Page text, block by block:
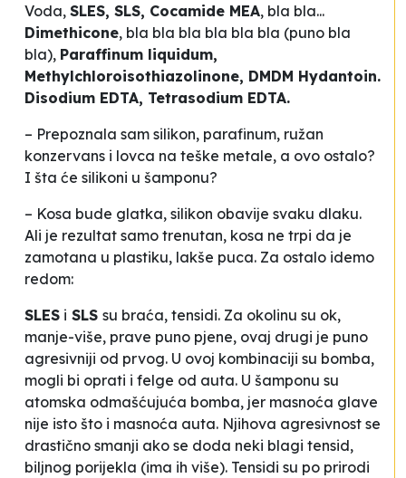
Voda, SLES, SLS, Cocamide MEA, bla bla...
Dimethicone, bla bla bla bla bla bla (puno bla
bla), Paraffinum liquidum,
Methylchloroisothiazolinone, DMDM Hydantoin.
Disodium EDTA, Tetrasodium EDTA.
– Prepoznala sam silikon, parafinum, ružan
konzervans i lovca na teške metale, a ovo ostalo?
I šta će silikoni u šamponu?
– Kosa bude glatka, silikon obavije svaku dlaku.
Ali je rezultat samo trenutan, kosa ne trpi da je
zamotana u plastiku, lakše puca. Za ostalo idemo
redom:
SLES i SLS su braća, tensidi. Za okolinu su ok,
manje-više, prave puno pjene, ovaj drugi je puno
agresivniji od prvog. U ovoj kombinaciji su bomba,
mogli bi oprati i felge od auta. U šamponu su
atomska odmašćujuća bomba, jer masnoća glave
nije isto što i masnoća auta. Njihova agresivnost se
drastično smanji ako se doda neki blagi tensid,
biljnog porijekla (ima ih više). Tensidi su po prirodi